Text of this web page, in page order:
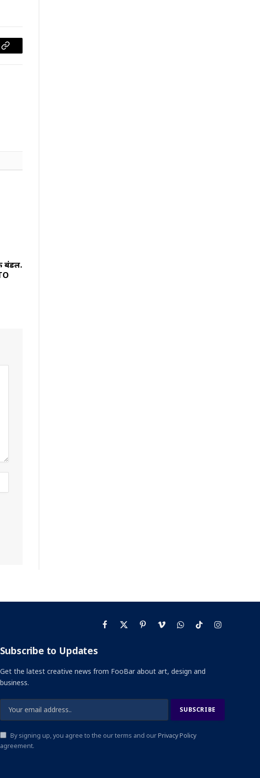
Copy
बंडल.
Facebook
X
PinterestVimeoWhatsAppTikTokInstagram
Subscribe to Updates
Get the latest creative news from FooBar about art, design and
business.
By signing up, you agree to the our terms and ourPrivacy Policy
agreement.